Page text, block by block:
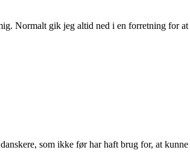
Normalt gik jeg altid ned i en forretning for
som ikke før har haft brug for, at